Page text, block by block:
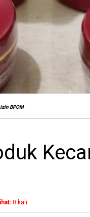
BPOM
0 kali